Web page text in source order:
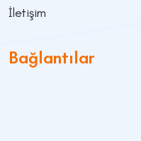
İletişim
Bağlantılar